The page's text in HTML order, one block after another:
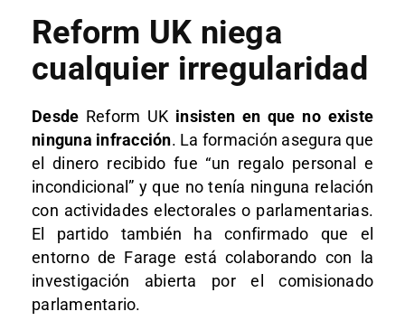
Reform UK niega
cualquier irregularidad
Desde Reform UK insisten en que no existe
ninguna infracción. La formación asegura que
el dinero recibido fue “un regalo personal e
incondicional” y que no tenía ninguna relación
con actividades electorales o parlamentarias.
El partido también ha confirmado que el
entorno de Farage está colaborando con la
investigación abierta por el comisionado
parlamentario.